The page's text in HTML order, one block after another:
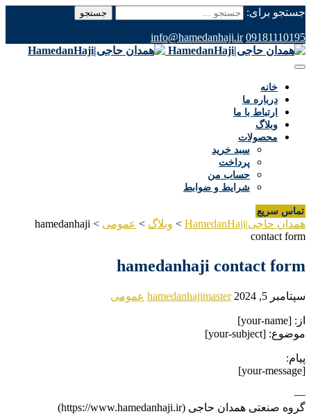
جستجو برای:
09181110195
info@hamedanhaji.ir
خانه
درباره ما
ارتباط با ما
وبلاگ
محصولات
سبد خرید
پرداخت
حساب من
شرایط و ضوابط
تماس سریع
همدان حاجی|HamedanHaji > وبلاگ > عمومی >
hamedanhaji
contact form
hamedanhaji contact form
سپتامبر 5, 2024 hamedanhajimaster عمومی
از: [your-name]
موضوع: [your-subject]
پیام:
[your-message]
—
گروه صنعتی همدان حاجی (https://www.hamedanhaji.ir)